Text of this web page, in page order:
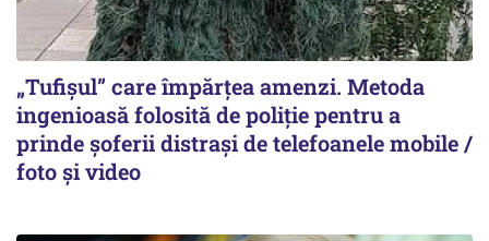
„Tufișul” care împărțea amenzi. Metoda
ingenioasă folosită de poliție pentru a
prinde șoferii distrași de telefoanele mobile /
foto și video